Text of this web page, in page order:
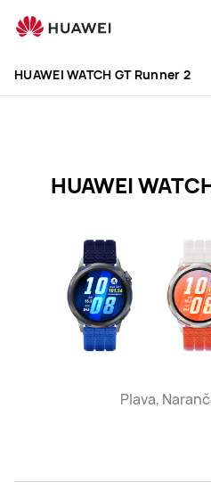
WATCH
Runner
HUAWEI WATCH GT Runner 2
HUAWEI
Plava,